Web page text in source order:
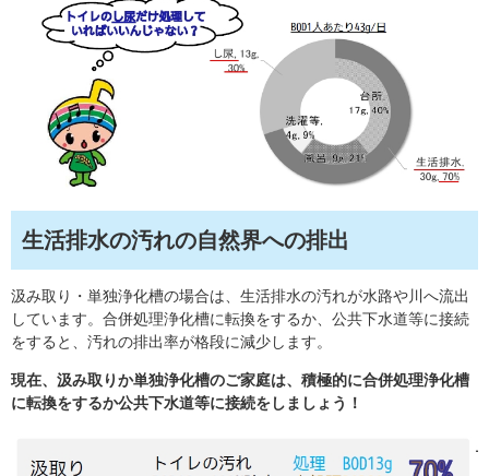
生活排水の汚れの自然界への排出
汲み取り・単独浄化槽の場合は、生活排水の汚れが水路や川へ流出
しています。合併処理浄化槽に転換をするか、公共下水道等に接続
をすると、汚れの排出率が格段に減少します。
現在、汲み取りか単独浄化槽のご家庭は、積極的に合併処理浄化槽
に転換をするか公共下水道等に接続をしましょう！